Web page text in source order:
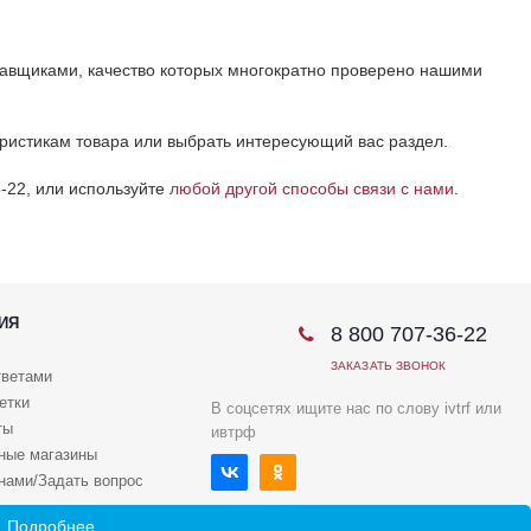
качество которых многократно проверено нашими
товара или выбрать интересующий вас раздел.
или используйте любой другой способы связи с нами
магазины
Задать вопрос
8 800 707-36-22
ЗАКАЗАТЬ ЗВОНОК
В соцсетях ищите нас по слову ivtrf или
ивтрф
Подробнее